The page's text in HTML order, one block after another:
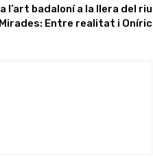
l’art badaloní a la llera del riu
Entre realitat i Oníric